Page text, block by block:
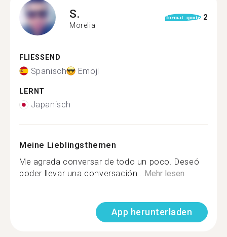
S.
Morelia
format_quote 2
FLIESSEND
Spanisch Emoji
LERNT
Japanisch
Meine Lieblingsthemen
Me agrada conversar de todo un poco. Deseó
poder llevar una conversación...Mehr lesen
App herunterladen